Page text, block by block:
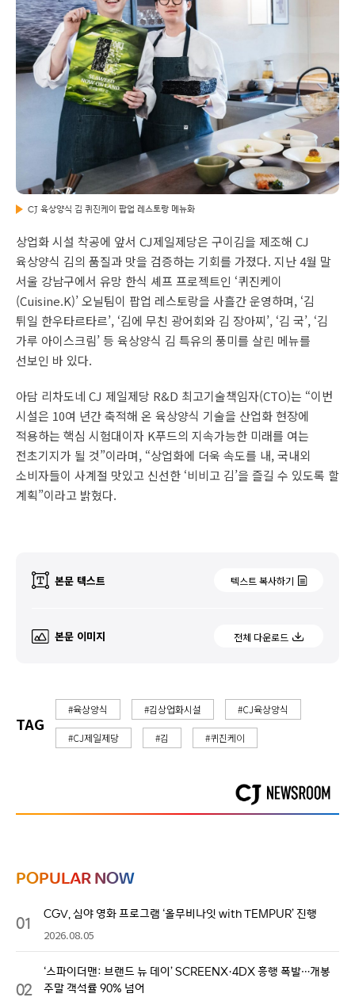
CJ 육상양식 김 퀴진케이 팝업 레스토랑 메뉴화
상업화 시설 착공에 앞서 CJ제일제당은 구이김을 제조해 CJ
육상양식 김의 품질과 맛을 검증하는 기회를 가졌다. 지난 4월 말
서울 강남구에서 유망 한식 셰프 프로젝트인 ‘퀴진케이
(Cuisine.K)’ 오닐팀이 팝업 레스토랑을 사흘간 운영하며, ‘김
튀일 한우타르타르’, ‘김에 무친 광어회와 김 장아찌’, ‘김 국’, ‘김
가루 아이스크림’ 등 육상양식 김 특유의 풍미를 살린 메뉴를
선보인 바 있다.
아담 리차도네 CJ 제일제당 R&D 최고기술책임자(CTO)는 “이번
시설은 10여 년간 축적해 온 육상양식 기술을 산업화 현장에
적용하는 핵심 시험대이자 K푸드의 지속가능한 미래를 여는
전초기지가 될 것”이라며, “상업화에 더욱 속도를 내, 국내외
소비자들이 사계절 맛있고 신선한 ‘비비고 김’을 즐길 수 있도록 할
계획”이라고 밝혔다.
본문 텍스트 텍스트 복사하기
본문 이미지 전체 다운로드
TAG
#육상양식 #김상업화시설 #CJ육상양식
#CJ제일제당 #김 #퀴진케이
POPULAR NOW
01 CGV, 심야 영화 프로그램 ‘올무비나잇 with TEMPUR’ 진행
2026.08.05
02
‘스파이더맨: 브랜드 뉴 데이’ SCREENX·4DX 흥행 폭발…개봉
주말 객석률 90% 넘어